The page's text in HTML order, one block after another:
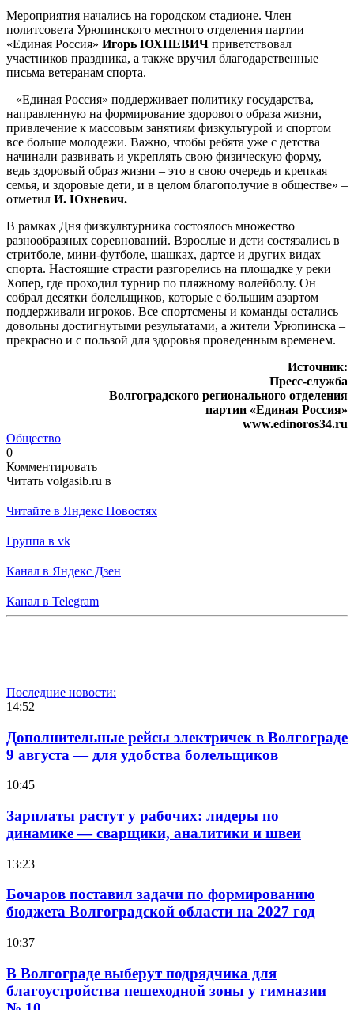
Мероприятия начались на городском стадионе. Член
политсовета Урюпинского местного отделения партии
«Единая Россия» Игорь ЮХНЕВИЧ приветствовал
участников праздника, а также вручил благодарственные
письма ветеранам спорта.
– «Единая Россия» поддерживает политику государства,
направленную на формирование здорового образа жизни,
привлечение к массовым занятиям физкультурой и спортом
все больше молодежи. Важно, чтобы ребята уже с детства
начинали развивать и укреплять свою физическую форму,
ведь здоровый образ жизни – это в свою очередь и крепкая
семья, и здоровые дети, и в целом благополучие в обществе» –
отметил И. Юхневич.
В рамках Дня физкультурника состоялось множество
разнообразных соревнований. Взрослые и дети состязались в
стритболе, мини-футболе, шашках, дартсе и других видах
спорта. Настоящие страсти разгорелись на площадке у реки
Хопер, где проходил турнир по пляжному волейболу. Он
собрал десятки болельщиков, которые с большим азартом
поддерживали игроков. Все спортсмены и команды остались
довольны достигнутыми результатами, а жители Урюпинска –
прекрасно и с пользой для здоровья проведенным временем.
Источник:
Пресс-служба
Волгоградского регионального отделения
партии «Единая Россия»
www.edinoros34.ru
Общество
0
Комментировать
Читать volgasib.ru в
Читайте в Яндекс Новостях
Группа в vk
Канал в Яндекс Дзен
Канал в Telegram
Последние новости:
14:52
Дополнительные рейсы электричек в Волгограде
9 августа — для удобства болельщиков
10:45
Зарплаты растут у рабочих: лидеры по
динамике — сварщики, аналитики и швеи
13:23
Бочаров поставил задачи по формированию
бюджета Волгоградской области на 2027 год
10:37
В Волгограде выберут подрядчика для
благоустройства пешеходной зоны у гимназии